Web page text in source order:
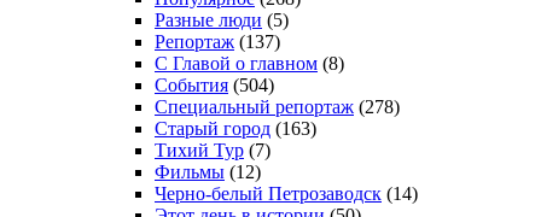
Разные люди (5)
Репортаж (137)
С Главой о главном (8)
События (504)
Специальный репортаж (278)
Старый город (163)
Тихий Тур (7)
Фильмы (12)
Черно-белый Петрозаводск (14)